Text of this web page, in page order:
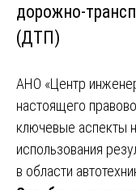
дорожно-
(ДТП)
АНО «Центр
настоящего
ключевые аспекты
использования
в области